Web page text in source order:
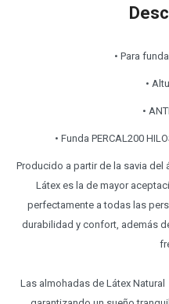
• Para
•
•
• Funda PERCAL200
Producido a partir de la savia del
Látex es la de mayor
perfectamente a todas las
durabilidad y confort, además
Las almohadas de Látex